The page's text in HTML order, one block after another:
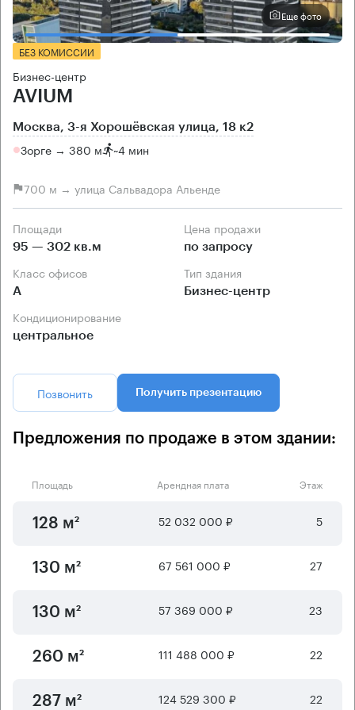
Еще фото
БЕЗ КОМИССИИ
Бизнес-центр
AVIUM
Москва, 3-я Хорошёвская улица, 18 к2
Зорге → 380 м ~4 мин
700 м → улица Сальвадора Альенде
Площади
95 — 302 кв.м
Цена продажи
по запросу
Класс офисов
А
Тип здания
Бизнес-центр
Кондиционирование
центральное
Позвонить Получить презентацию
Предложения по продаже в этом здании:
Площадь Арендная плата Этаж
128 м² 52 032 000 ₽ 5
130 м² 67 561 000 ₽ 27
130 м² 57 369 000 ₽ 23
260 м² 111 488 000 ₽ 22
287 м² 124 529 300 ₽ 22